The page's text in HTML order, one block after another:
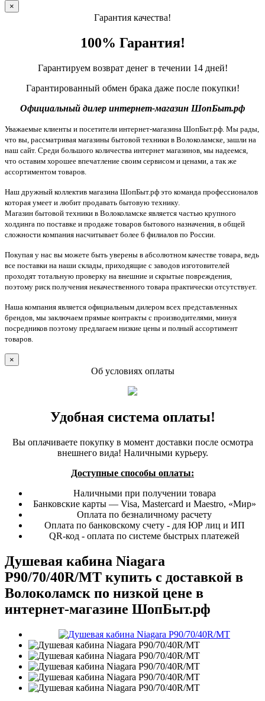
×
Гарантия качества!
100% Гарантия!
Гарантируем возврат денег в течении 14 дней!
Гарантированный обмен брака даже после покупки!
Официальный дилер интернет-магазин ШопБыт.рф
Уважаемые клиенты и посетители интернет-магазина ШопБыт.рф. Мы рады,
что вы, рассматривая магазины бытовой техники в Волоколамске, зашли на
наш сайт. Среди большого количества интернет магазинов, мы надеемся,
что оставим хорошее впечатление своим сервисом и ценами, а так же
ассортиментом товаров.
Наш дружный коллектив магазина ШопБыт.рф это команда профессионалов
которая умеет и любит продавать бытовую технику.
Магазин бытовой техники в Волоколамске является частью крупного
холдинга по поставке и продаже товаров бытового назначения, в общей
сложности компания насчитывает более 6 филиалов по России.
Покупая у нас вы можете быть уверены в абсолютном качестве товара, ведь
все поставки на наши склады, приходящие с заводов изготовителей
проходят тотальную проверку на внешние и скрытые повреждения,
поэтому риск получения некачественного товара практически отсутствует.
Наша компания является официальным дилером всех представленных
брендов, мы заключаем прямые контракты с производителями, минуя
посредников поэтому предлагаем низкие цены и полный ассортимент
товаров.
×
Об условиях оплаты
Удобная система оплаты!
Вы оплачиваете покупку в момент доставки после осмотра
внешнего вида! Наличными курьеру.
Доступные способы оплаты:
Наличными при получении товара
Банковские карты — Visa, Mastercard и Maestro, «Мир»
Оплата по безналичному расчету
Оплата по банковскому счету - для ЮР лиц и ИП
QR-код - оплата по системе быстрых платежей
Душевая кабина Niagara
P90/70/40R/MT купить с доставкой в
Волоколамск по низкой цене в
интернет-магазине ШопБыт.рф